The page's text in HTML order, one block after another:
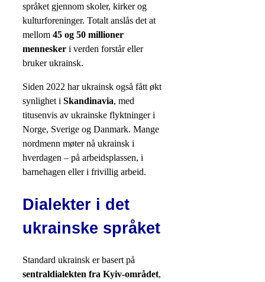
språket gjennom skoler, kirker og
kulturforeninger. Totalt anslås det at
mellom 45 og 50 millioner
mennesker i verden forstår eller
bruker ukrainsk.
Siden 2022 har ukrainsk også fått økt
synlighet i Skandinavia, med
titusenvis av ukrainske flyktninger i
Norge, Sverige og Danmark. Mange
nordmenn møter nå ukrainsk i
hverdagen – på arbeidsplassen, i
barnehagen eller i frivillig arbeid.
Dialekter i det
ukrainske språket
Standard ukrainsk er basert på
sentraldialekten fra Kyiv-området,